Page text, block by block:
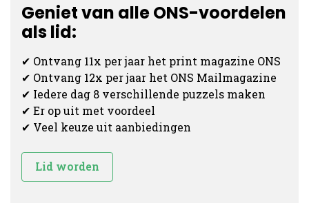
Geniet van alle ONS-voordelen
als lid:
✔ Ontvang 11x per jaar het print magazine ONS
✔ Ontvang 12x per jaar het ONS Mailmagazine
✔ Iedere dag 8 verschillende puzzels maken
✔ Er op uit met voordeel
✔ Veel keuze uit aanbiedingen
Lid worden